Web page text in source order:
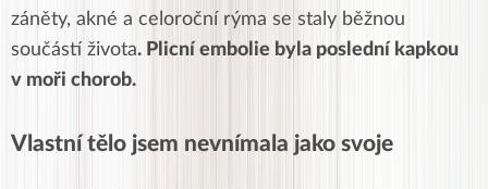
záněty, akné a celoroční rýma se staly běžnou
součástí života. Plicní embolie byla poslední kapkou
v moři chorob.
Vlastní tělo jsem nevnímala jako svoje